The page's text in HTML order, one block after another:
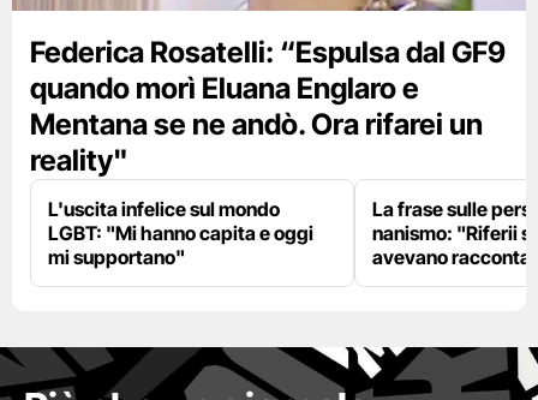
Federica Rosatelli: “Espulsa dal GF9
quando morì Eluana Englaro e
Mentana se ne andò. Ora rifarei un
reality"
L'uscita infelice sul mondo
LGBT: "Mi hanno capita e oggi
mi supportano"
La frase sulle
nanismo: "Riferii
avevano